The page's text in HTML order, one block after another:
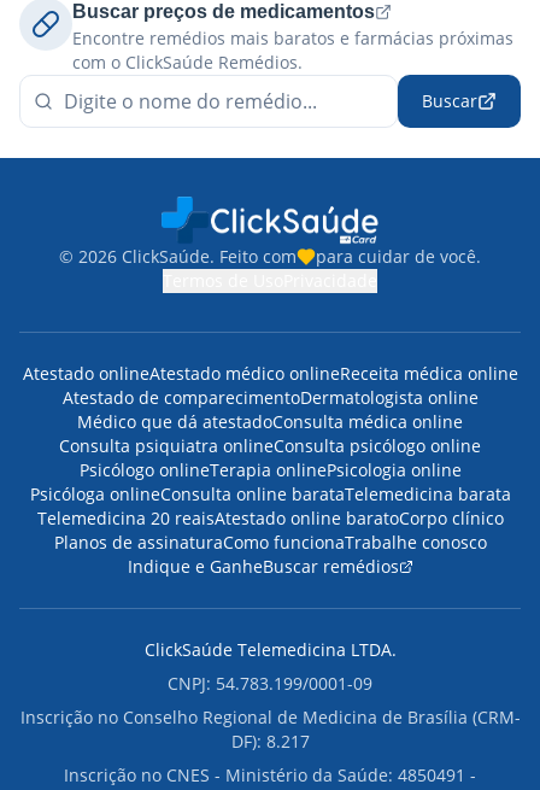
Buscar preços de medicamentos
Encontre remédios mais baratos e farmácias próximas
com o ClickSaúde Remédios.
Buscar
© 2026 ClickSaúde. Feito com
para cuidar de você.
Atestado onlineAtestado médico onlineReceita médica online
Atestado de comparecimentoDermatologista online
Médico que dá atestadoConsulta médica online
Consulta psiquiatra onlineConsulta psicólogo online
Psicólogo onlineTerapia onlinePsicologia online
Psicóloga onlineConsulta online barataTelemedicina barata
Telemedicina 20 reaisAtestado online baratoCorpo clínico
Planos de assinaturaComo funcionaTrabalhe conosco
Indique e GanheBuscar remédios
ClickSaúde Telemedicina LTDA.
CNPJ: 54.783.199/0001-09
Inscrição no Conselho Regional de Medicina de Brasília (CRM-
DF): 8.217
Inscrição no CNES - Ministério da Saúde: 4850491 -